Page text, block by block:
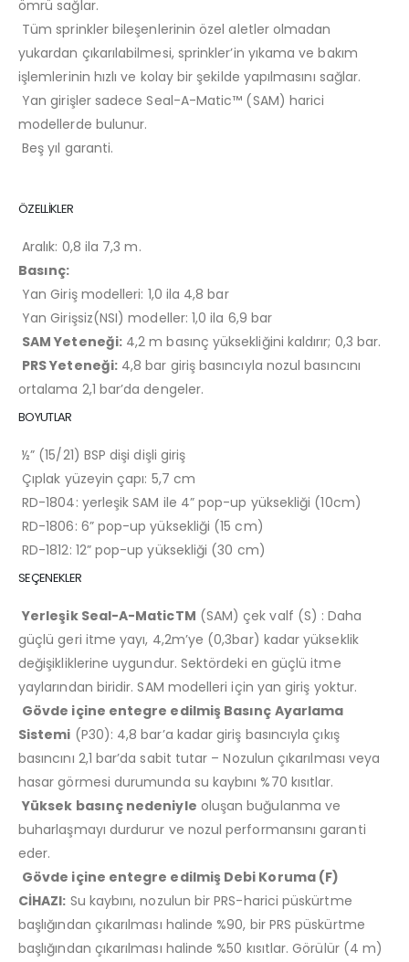
ömrü sağlar.
Tüm sprinkler bileşenlerinin özel aletler olmadan
yukardan çıkarılabilmesi, sprinkler’in yıkama ve bakım
işlemlerinin hızlı ve kolay bir şekilde yapılmasını sağlar.
Yan girişler sadece Seal-A-Matic™ (SAM) harici
modellerde bulunur.
Beş yıl garanti.
ÖZELLİKLER
Aralık: 0,8 ila 7,3 m.
Basınç:
Yan Giriş modelleri: 1,0 ila 4,8 bar
Yan Girişsiz(NSI) modeller: 1,0 ila 6,9 bar
SAM Yeteneği: 4,2 m basınç yüksekliğini kaldırır; 0,3 bar.
PRS Yeteneği: 4,8 bar giriş basıncıyla nozul basıncını
ortalama 2,1 bar’da dengeler.
BOYUTLAR
½” (15/21) BSP dişi dişli giriş
Çıplak yüzeyin çapı: 5,7 cm
RD-1804: yerleşik SAM ile 4” pop-up yüksekliği (10cm)
RD-1806: 6” pop-up yüksekliği (15 cm)
RD-1812: 12” pop-up yüksekliği (30 cm)
SEÇENEKLER
Yerleşik Seal-A-MaticTM (SAM) çek valf (S) : Daha
güçlü geri itme yayı, 4,2m’ye (0,3bar) kadar yükseklik
değişikliklerine uygundur. Sektördeki en güçlü itme
yaylarından biridir. SAM modelleri için yan giriş yoktur.
Gövde içine entegre edilmiş Basınç Ayarlama
Sistemi (P30): 4,8 bar’a kadar giriş basıncıyla çıkış
basıncını 2,1 bar’da sabit tutar – Nozulun çıkarılması veya
hasar görmesi durumunda su kaybını %70 kısıtlar.
Yüksek basınç nedeniyle oluşan buğulanma ve
buharlaşmayı durdurur ve nozul performansını garanti
eder.
Gövde içine entegre edilmiş Debi Koruma (F)
CİHAZI: Su kaybını, nozulun bir PRS-harici püskürtme
başlığından çıkarılması halinde %90, bir PRS püskürtme
başlığından çıkarılması halinde %50 kısıtlar. Görülür (4 m)